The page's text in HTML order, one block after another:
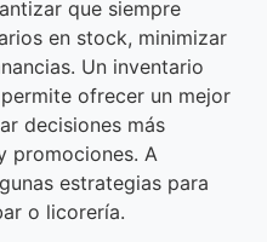
que siempre
en stock, minimizar
Un inventario
ofrecer un mejor
decisiones más
promociones. A
estrategias para
o licorería.